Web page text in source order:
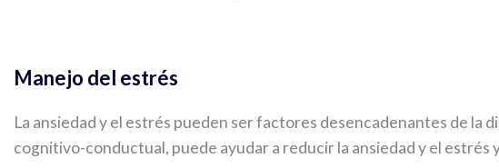
Manejo del estrés
La ansiedad y el estrés pueden ser factores desencadenantes de la
cognitivo-conductual, puede ayudar a reducir la ansiedad y el estrés